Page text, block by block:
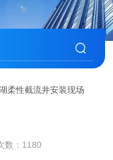
柔性截流井安装现场
数：1180